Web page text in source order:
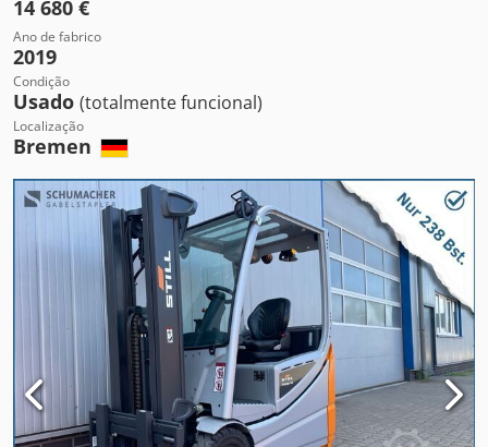
14 680 €
Ano de fabrico
2019
Condição
Usado (totalmente funcional)
Localização
Bremen